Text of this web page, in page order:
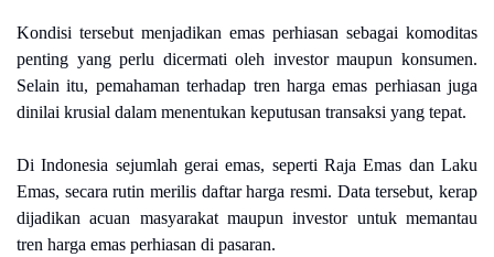
Kondisi tersebut menjadikan emas perhiasan sebagai komoditas
penting yang perlu dicermati oleh investor maupun konsumen.
Selain itu, pemahaman terhadap tren harga emas perhiasan juga
dinilai krusial dalam menentukan keputusan transaksi yang tepat.
Di Indonesia sejumlah gerai emas, seperti Raja Emas dan Laku
Emas, secara rutin merilis daftar harga resmi. Data tersebut, kerap
dijadikan acuan masyarakat maupun investor untuk memantau
tren harga emas perhiasan di pasaran.